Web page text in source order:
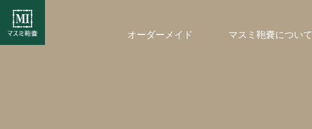
オーダーメイド マスミ鞄嚢について